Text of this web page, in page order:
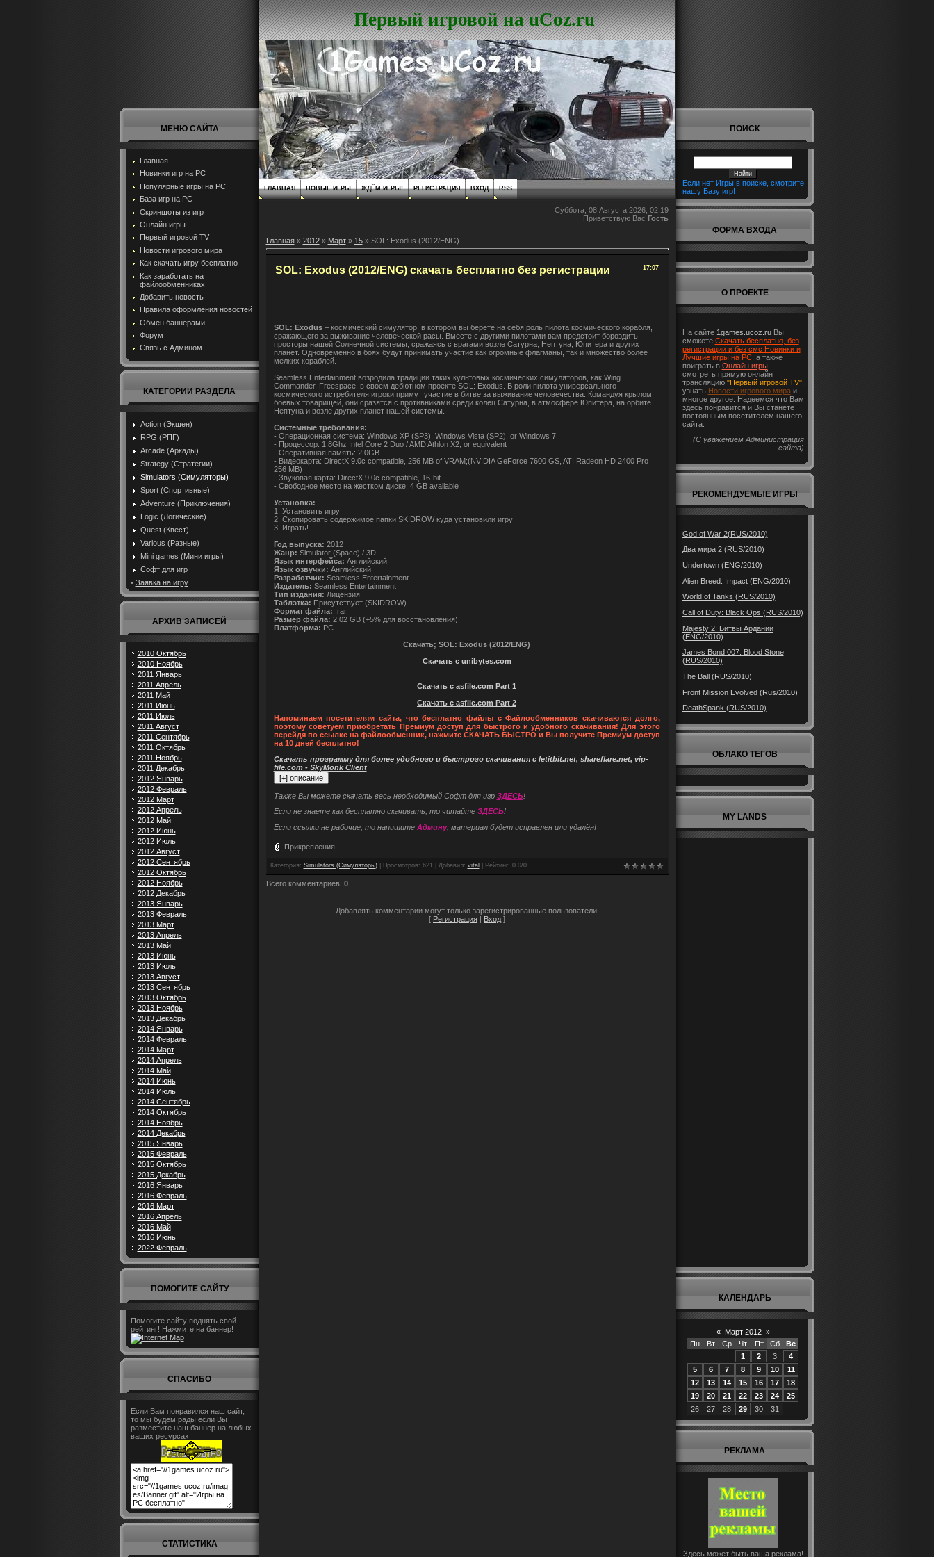
МЕНЮ САЙТА
Главная
Новинки игр на PC
Популярные игры на PC
База игр на РС
Скриншоты из игр
Онлайн игры
Первый игровой TV
Новости игрового мира
Как скачать игру бесплатно
Как заработать на
файлообменниках
Добавить новость
Правила оформления новостей
Обмен баннерами
Форум
Связь с Админом
КАТЕГОРИИ РАЗДЕЛА
Action (Экшен)
RPG (РПГ)
Arcade (Аркады)
Strategy (Стратегии)
Simulators (Симуляторы)
Sport (Спортивные)
Adventure (Приключения)
Logic (Логические)
Quest (Квест)
Various (Разные)
Mini games (Мини игры)
Софт для игр
• Заявка на игру
АРХИВ ЗАПИСЕЙ
2010 Октябрь
2010 Ноябрь
2011 Январь
2011 Апрель
2011 Май
2011 Июнь
2011 Июль
2011 Август
2011 Сентябрь
2011 Октябрь
2011 Ноябрь
2011 Декабрь
2012 Январь
2012 Февраль
2012 Март
2012 Апрель
2012 Май
2012 Июнь
2012 Июль
2012 Август
2012 Сентябрь
2012 Октябрь
2012 Ноябрь
2012 Декабрь
2013 Январь
2013 Февраль
2013 Март
2013 Апрель
2013 Май
2013 Июнь
2013 Июль
2013 Август
2013 Сентябрь
2013 Октябрь
2013 Ноябрь
2013 Декабрь
2014 Январь
2014 Февраль
2014 Март
2014 Апрель
2014 Май
2014 Июнь
2014 Июль
2014 Сентябрь
2014 Октябрь
2014 Ноябрь
2014 Декабрь
2015 Январь
2015 Февраль
2015 Октябрь
2015 Декабрь
2016 Январь
2016 Февраль
2016 Март
2016 Апрель
2016 Май
2016 Июнь
2022 Февраль
ПОМОГИТЕ САЙТУ
Помогите сайту поднять свой
рейтинг! Нажмите на баннер!
СПАСИБО
Если Вам понравился наш сайт,
то мы будем рады если Вы
разместите наш баннер на любых
ваших ресурсах.
СТАТИСТИКА
Первый игровой на uCoz.ru
ГЛАВНАЯ НОВЫЕ ИГРЫ ЖДЁМ ИГРЫ! РЕГИСТРАЦИЯ ВХОД RSS
Суббота, 08 Августа 2026, 02:19
Приветствую Вас Гость
Главная» 2012 » Март » 15» SOL: Exodus (2012/ENG)
17:07
SOL: Exodus (2012/ENG) скачать бесплатно без регистрации
SOL: Exodus– космический симулятор, в котором вы берете на себя роль пилота космического корабля,
сражающего за выживание человеческой расы. Вместе с другими пилотами вам предстоит бороздить
просторы нашей Солнечной системы, сражаясь с врагами возле Сатурна, Нептуна, Юпитера и других
планет. Одновременно в боях будут принимать участие как огромные флагманы, так и множество более
мелких кораблей.
Seamless Entertainment возродила традиции таких культовых космических симуляторов, как Wing
Commander, Freespace, в своем дебютном проекте SOL: Exodus. В роли пилота универсального
космического истребителя игроки примут участие в битве за выживание человечества. Командуя крылом
боевых товарищей, они сразятся с противниками среди колец Сатурна, в атмосфере Юпитера, на орбите
Нептуна и возле других планет нашей системы.
Системные требования:
- Операционная система: Windows XP (SP3), Windows Vista (SP2), or Windows 7
- Процессор: 1.8Ghz Intel Core 2 Duo / AMD Athlon X2, or equivalent
- Оперативная память: 2.0GB
- Видеокарта: DirectX 9.0c compatible, 256 MB of VRAM;(NVIDIA GeForce 7600 GS, ATI Radeon HD 2400 Pro
256 MB)
- Звуковая карта: DirectX 9.0c compatible, 16-bit
- Свободное место на жестком диске: 4 GB available
Установка:
1. Установить игру
2. Скопировать содержимое папки SKIDROW куда установили игру
3. Играть!
Год выпуска: 2012
Жанр: Simulator (Space) / 3D
Язык интерфейса: Английский
Язык озвучки: Английский
Разработчик: Seamless Entertainment
Издатель: Seamless Entertainment
Тип издания: Лицензия
Таблэтка: Присутствует (SKIDROW)
Формат файла: .rar
Размер файла: 2.02 GB (+5% для восстановления)
Платформа: PC
Скачать; SOL: Exodus (2012/ENG)
Скачать с unibytes.com
Скачать с asfile.com Part 1
Скачать с asfile.com Part 2
Напоминаем посетителям сайта, что бесплатно файлы с Файлообменников скачиваются долго,
поэтому советуем приобретать Премиум доступ для быстрого и удобного скачивания! Для этого
перейдя по ссылке на файлообменник, нажмите СКАЧАТЬ БЫСТРО и Вы получите Премиум доступ
на 10 дней бесплатно!
Скачать программу для более удобного и быстрого скачивания с letitbit.net, shareflare.net, vip-
file.com - SkyMonk Client
Также Вы можете скачать весь необходимый Софт для игр ЗДЕСЬ!
Если не знаете как бесплатно скачивать, то читайте ЗДЕСЬ!
Если ссылки не рабочие, то напишите Админу, материал будет исправлен или удалён!
Прикрепления:
Категория : Simulators (Симуляторы)| Просмотров: 621 | Добавил: vital Рейтинг: 0.0/0
Всего комментариев: 0
Добавлять комментарии могут только зарегистрированные пользователи.
[ Регистрация | Вход ]
ПОИСК
Если нет Игры в поиске, смотрите
нашу Базу игр!
ФОРМА ВХОДА
О ПРОЕКТЕ
На сайте 1games.ucoz.ruВы
сможете Скачать бесплатно, без
регистрации и без смс Новинки и
Лучшие игры на PC, а также
поиграть в Онлайн игры,
смотреть прямую онлайн
трансляцию "Первый игровой TV",
узнать Новости игрового мираи
многое другое. Надеемся что Вам
здесь понравится и Вы станете
постоянным посетителем нашего
сайта.
(С уважением Администрация
сайта)
РЕКОМЕНДУЕМЫЕ ИГРЫ
God of War 2(RUS/2010)
Два мира 2 (RUS/2010)
Undertown (ENG/2010)
Alien Breed: Impact (ENG/2010)
World of Tanks (RUS/2010)
Call of Duty: Black Ops (RUS/2010)
Majesty 2: Битвы Ардании
(ENG/2010)
James Bond 007: Blood Stone
(RUS/2010)
The Ball (RUS/2010)
Front Mission Evolved (Rus/2010)
DeathSpank (RUS/2010)
ОБЛАКО ТЕГОВ
MY LANDS
КАЛЕНДАРЬ
« Март 2012 »
Пн
Вт Ср Чт Пт Сб
Вс
1
2 3
4
5
6 7 8 9 10
11
12
13 14 15 16 17
18
19
20 21 22 23 24
25
26
27 28 29 30 31
РЕКЛАМА
Здесь может быть ваша реклама!